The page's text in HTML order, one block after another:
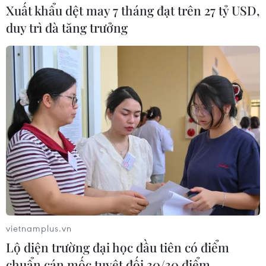
#Phú Yên #Nhà máy điện Mặt Trời
#Dây điện
#Huyện Tuy An
#Trạm biến áp
Theo dõi VietnamPlus
TIN LIÊN QUAN
Xuất khẩu dệt may 7 tháng đạt trên 27 tỷ USD,
duy trì đà tăng trưởng
vietnamplus.vn
Lộ diện trường đại học đầu tiên có điểm